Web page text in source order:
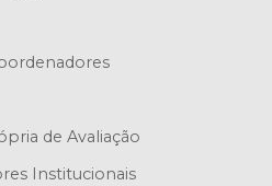
de Avaliação
Institucionais